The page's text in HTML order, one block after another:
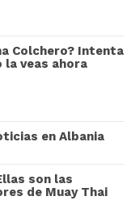
Colchero? Intenta
la veas ahora
en Albania
son las
de Muay Thai